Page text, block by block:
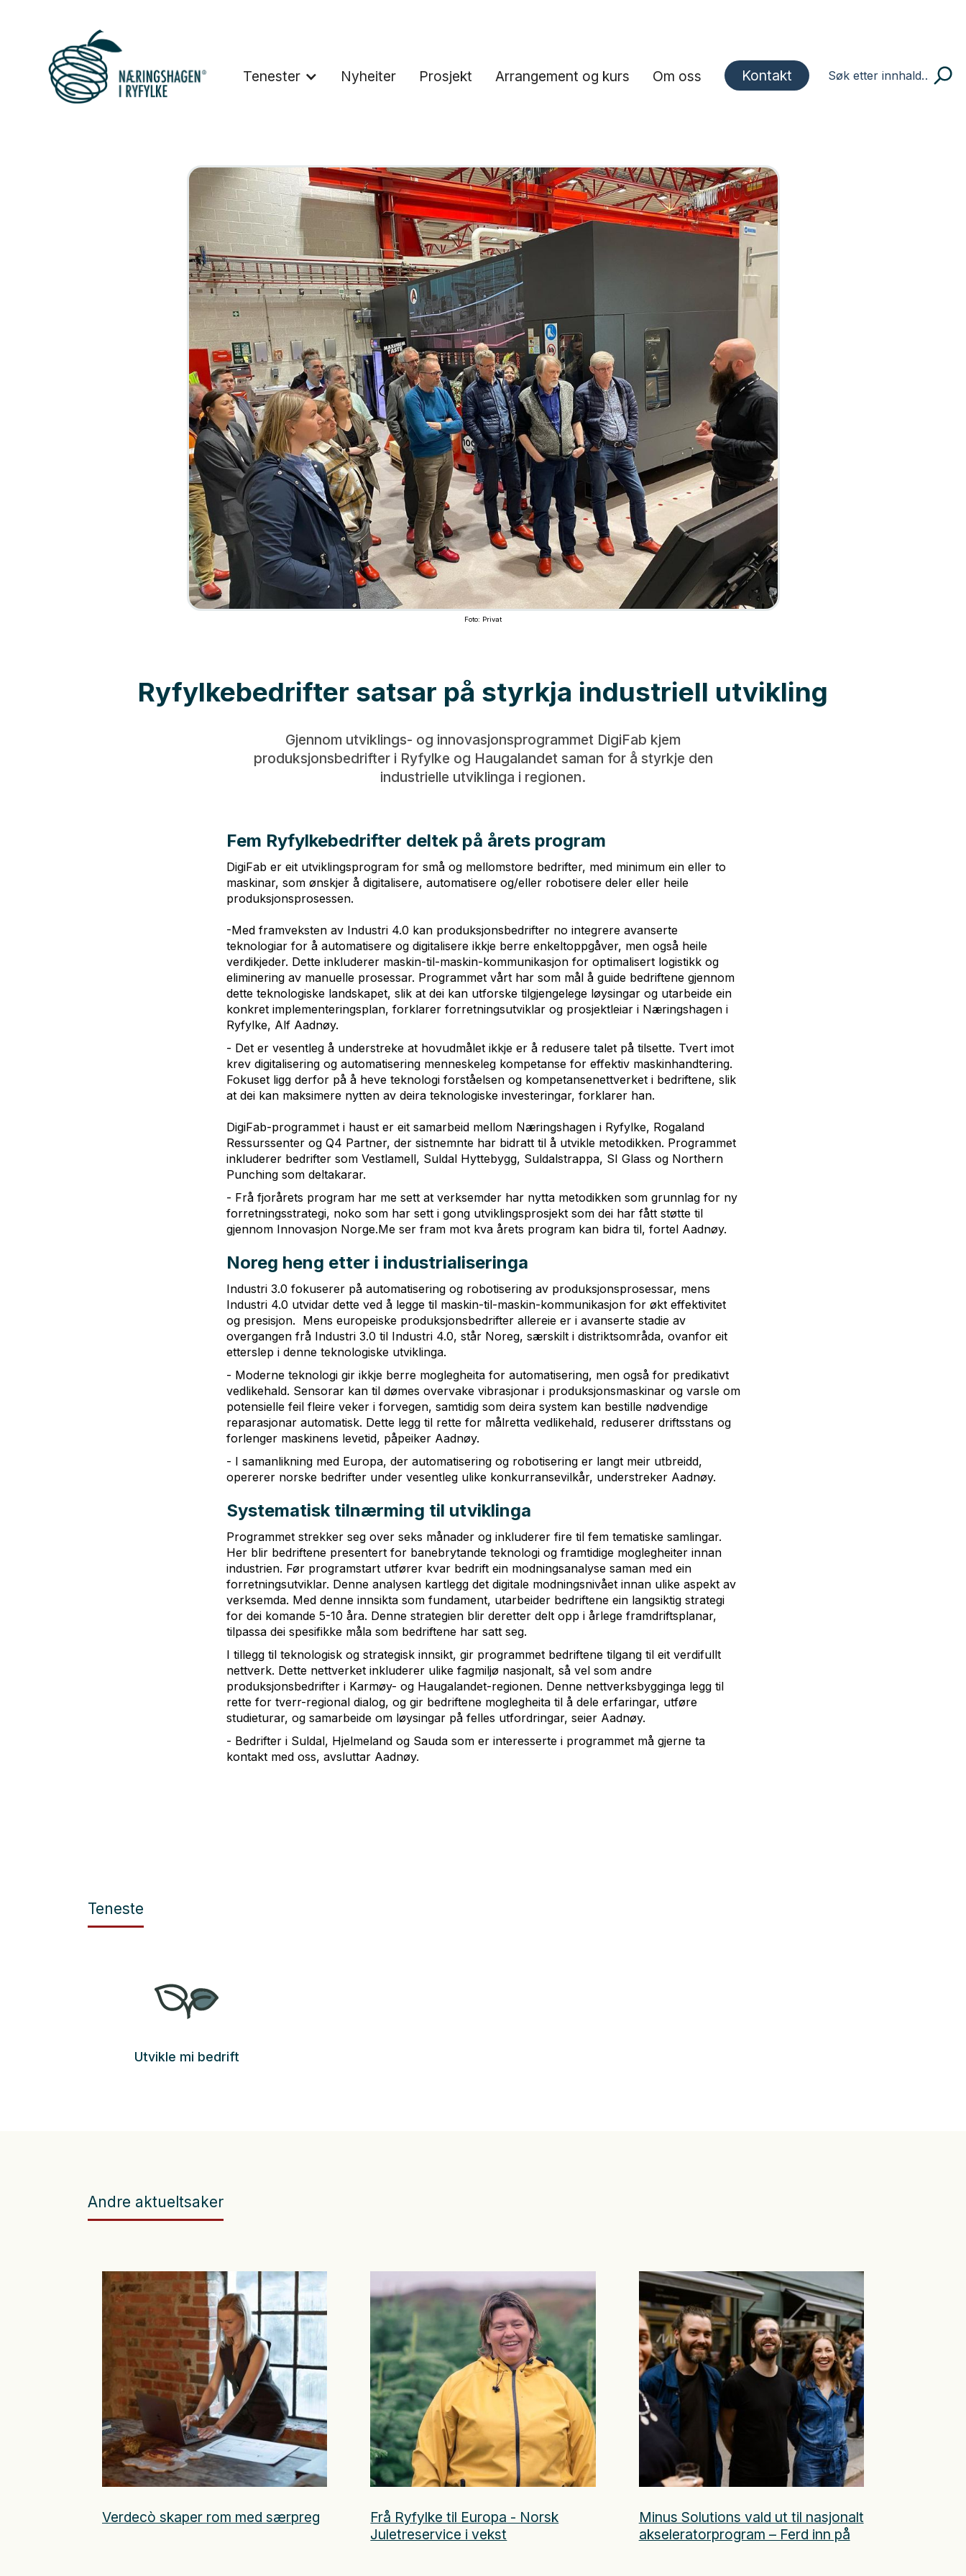
Tenester Nyheiter Prosjekt Arrangement og kurs Om oss Kontakt
Foto: Privat
Ryfylkebedrifter satsar på styrkja industriell utvikling
Gjennom utviklings- og innovasjonsprogrammet DigiFab kjem
produksjonsbedrifter i Ryfylke og Haugalandet saman for å styrkje den
industrielle utviklinga i regionen.
Fem Ryfylkebedrifter deltek på årets program
DigiFab er eit utviklingsprogram for små og mellomstore bedrifter, med minimum ein eller to
maskinar, som ønskjer å digitalisere, automatisere og/eller robotisere deler eller heile
produksjonsprosessen.
-Med framveksten av Industri 4.0 kan produksjonsbedrifter no integrere avanserte
teknologiar for å automatisere og digitalisere ikkje berre enkeltoppgåver, men også heile
verdikjeder. Dette inkluderer maskin-til-maskin-kommunikasjon for optimalisert logistikk og
eliminering av manuelle prosessar. Programmet vårt har som mål å guide bedriftene gjennom
dette teknologiske landskapet, slik at dei kan utforske tilgjengelege løysingar og utarbeide ein
konkret implementeringsplan, forklarer forretningsutviklar og prosjektleiar i Næringshagen i
Ryfylke, Alf Aadnøy.
- Det er vesentleg å understreke at hovudmålet ikkje er å redusere talet på tilsette. Tvert imot
krev digitalisering og automatisering menneskeleg kompetanse for effektiv maskinhandtering.
Fokuset ligg derfor på å heve teknologi forståelsen og kompetansenettverket i bedriftene, slik
at dei kan maksimere nytten av deira teknologiske investeringar, forklarer han.
DigiFab-programmet i haust er eit samarbeid mellom Næringshagen i Ryfylke, Rogaland
Ressurssenter og Q4 Partner, der sistnemnte har bidratt til å utvikle metodikken. Programmet
inkluderer bedrifter som Vestlamell, Suldal Hyttebygg, Suldalstrappa, SI Glass og Northern
Punching som deltakarar.
- Frå fjorårets program har me sett at verksemder har nytta metodikken som grunnlag for ny
forretningsstrategi, noko som har sett i gong utviklingsprosjekt som dei har fått støtte til
gjennom Innovasjon Norge.Me ser fram mot kva årets program kan bidra til, fortel Aadnøy.
Noreg heng etter i industrialiseringa
Industri 3.0 fokuserer på automatisering og robotisering av produksjonsprosessar, mens
Industri 4.0 utvidar dette ved å legge til maskin-til-maskin-kommunikasjon for økt effektivitet
og presisjon. Mens europeiske produksjonsbedrifter allereie er i avanserte stadie av
overgangen frå Industri 3.0 til Industri 4.0, står Noreg, særskilt i distriktsområda, ovanfor eit
etterslep i denne teknologiske utviklinga.
- Moderne teknologi gir ikkje berre moglegheita for automatisering, men også for predikativt
vedlikehald. Sensorar kan til dømes overvake vibrasjonar i produksjonsmaskinar og varsle om
potensielle feil fleire veker i forvegen, samtidig som deira system kan bestille nødvendige
reparasjonar automatisk. Dette legg til rette for målretta vedlikehald, reduserer driftsstans og
forlenger maskinens levetid, påpeiker Aadnøy.
- I samanlikning med Europa, der automatisering og robotisering er langt meir utbreidd,
opererer norske bedrifter under vesentleg ulike konkurransevilkår, understreker Aadnøy.
Systematisk tilnærming til utviklinga
Programmet strekker seg over seks månader og inkluderer fire til fem tematiske samlingar.
Her blir bedriftene presentert for banebrytande teknologi og framtidige moglegheiter innan
industrien. Før programstart utfører kvar bedrift ein modningsanalyse saman med ein
forretningsutviklar. Denne analysen kartlegg det digitale modningsnivået innan ulike aspekt av
verksemda. Med denne innsikta som fundament, utarbeider bedriftene ein langsiktig strategi
for dei komande 5-10 åra. Denne strategien blir deretter delt opp i årlege framdriftsplanar,
tilpassa dei spesifikke måla som bedriftene har satt seg.
I tillegg til teknologisk og strategisk innsikt, gir programmet bedriftene tilgang til eit verdifullt
nettverk. Dette nettverket inkluderer ulike fagmiljø nasjonalt, så vel som andre
produksjonsbedrifter i Karmøy- og Haugalandet-regionen. Denne nettverksbygginga legg til
rette for tverr-regional dialog, og gir bedriftene moglegheita til å dele erfaringar, utføre
studieturar, og samarbeide om løysingar på felles utfordringar, seier Aadnøy.
- Bedrifter i Suldal, Hjelmeland og Sauda som er interesserte i programmet må gjerne ta
kontakt med oss, avsluttar Aadnøy.
Teneste
Utvikle mi bedrift
Andre aktueltsaker
Verdecò skaper rom med særpreg
Frå Ryfylke til Europa - Norsk
Juletreservice i vekst
Minus Solutions vald ut til nasjonalt
akseleratorprogram – Ferd inn på